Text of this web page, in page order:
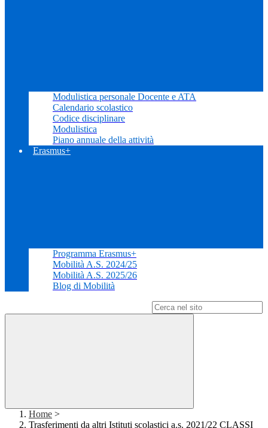
Modulistica personale Docente e ATA
Calendario scolastico
Codice disciplinare
Modulistica
Piano annuale della attività
Erasmus+
Programma Erasmus+
Mobilità A.S. 2024/25
Mobilità A.S. 2025/26
Blog di Mobilità
Home >
Trasferimenti da altri Istituti scolastici a.s. 2021/22 CLASSI